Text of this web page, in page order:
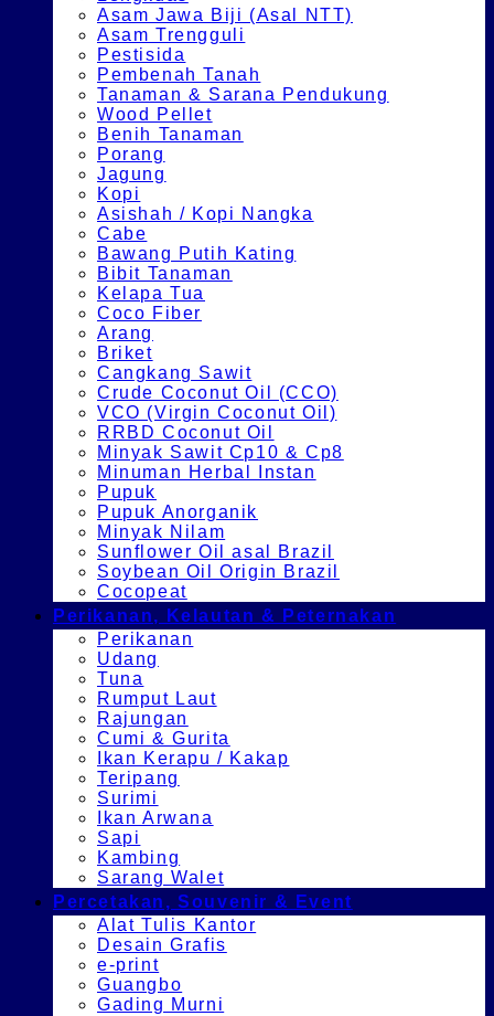
Asam Jawa Biji (Asal NTT)
Asam Trengguli
Pestisida
Pembenah Tanah
Tanaman & Sarana Pendukung
Wood Pellet
Benih Tanaman
Porang
Jagung
Kopi
Asishah / Kopi Nangka
Cabe
Bawang Putih Kating
Bibit Tanaman
Kelapa Tua
Coco Fiber
Arang
Briket
Cangkang Sawit
Crude Coconut Oil (CCO)
VCO (Virgin Coconut Oil)
RRBD Coconut Oil
Minyak Sawit Cp10 & Cp8
Minuman Herbal Instan
Pupuk
Pupuk Anorganik
Minyak Nilam
Sunflower Oil asal Brazil
Soybean Oil Origin Brazil
Cocopeat
Perikanan, Kelautan & Peternakan
Perikanan
Udang
Tuna
Rumput Laut
Rajungan
Cumi & Gurita
Ikan Kerapu / Kakap
Teripang
Surimi
Ikan Arwana
Sapi
Kambing
Sarang Walet
Percetakan, Souvenir & Event
Alat Tulis Kantor
Desain Grafis
e-print
Guangbo
Gading Murni